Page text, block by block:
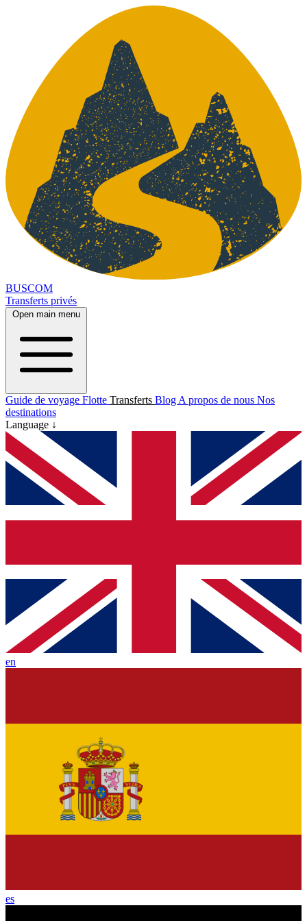
BUSCOM
Transferts privés
Open main menu
Guide de voyage Flotte Transferts Blog A propos de nous Nos
destinations
Language ↓
en
es